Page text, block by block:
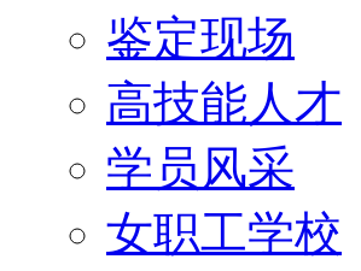
鉴定现场
高技能人才
学员风采
女职工学校